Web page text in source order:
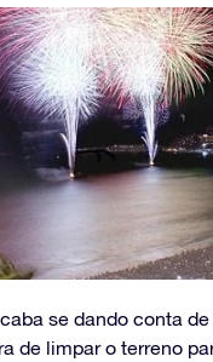
se dando conta
de limpar o terreno